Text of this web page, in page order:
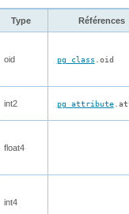
Type Références
oid pg_class .oid
int2 pg_attribute
float4
int4